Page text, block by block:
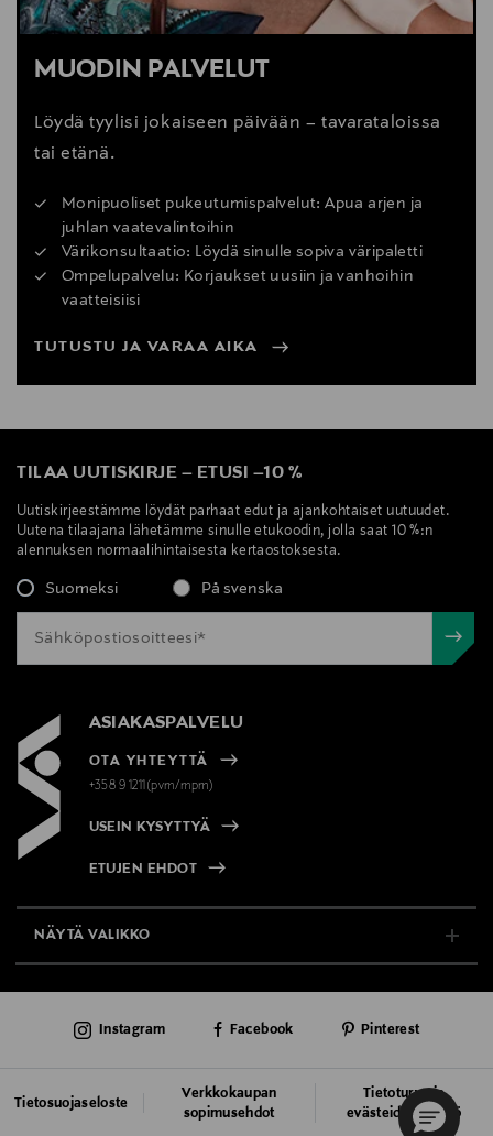
MUODIN PALVELUT
Löydä tyylisi jokaiseen päivään – tavarataloissa
tai etänä.
Monipuoliset pukeutumispalvelut: Apua arjen ja
juhlan vaatevalintoihin
Värikonsultaatio: Löydä sinulle sopiva väripaletti
Ompelupalvelu: Korjaukset uusiin ja vanhoihin
vaatteisiisi
TUTUSTU JA VARAA AIKA
TILAA UUTISKIRJE – ETUSI –10 %
Uutiskirjeestämme löydät parhaat edut ja ajankohtaiset uutuudet.
Uutena tilaajana lähetämme sinulle etukoodin, jolla saat 10 %:n
alennuksen normaalihintaisesta kertaostoksesta.
Suomeksi På svenska
ASIAKASPALVELU
OTA YHTEYTTÄ
+358 9 1211(pvm/mpm)
USEIN KYSYTTYÄ
ETUJEN EHDOT
NÄYTÄ VALIKKO
AJANKOHTAISTA
Tietosuojaseloste
Verkkokaupan
sopimusehdot
Tietoturva ja
evästeiden käyttö
Instagram Facebook Pinterest